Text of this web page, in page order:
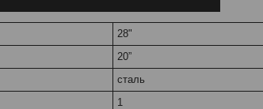
28"
20”
сталь
1